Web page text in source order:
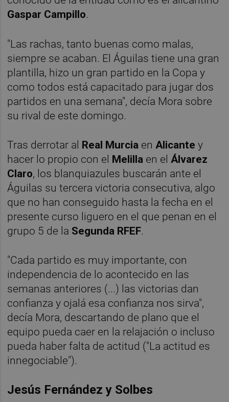
Gaspar Campillo.
"Las rachas, tanto buenas como malas,
siempre se acaban. El Águilas tiene una gran
plantilla, hizo un gran partido en la Copa y
como todos está capacitado para jugar dos
partidos en una semana", decía Mora sobre
su rival de este domingo.
Tras derrotar al Real Murcia en Alicantey
hacer lo propio con el Melilla en el Álvarez
Claro, los blanquiazules buscarán ante el
Águilas su tercera victoria consecutiva, algo
que no han conseguido hasta la fecha en el
presente curso liguero en el que penan en el
grupo 5 de la Segunda RFEF.
"Cada partido es muy importante, con
independencia de lo acontecido en las
semanas anteriores (...) las victorias dan
confianza y ojalá esa confianza nos sirva",
decía Mora, descartando de plano que el
equipo pueda caer en la relajación o incluso
pueda haber falta de actitud ("La actitud es
innegociable").
Jesús Fernández y Solbes